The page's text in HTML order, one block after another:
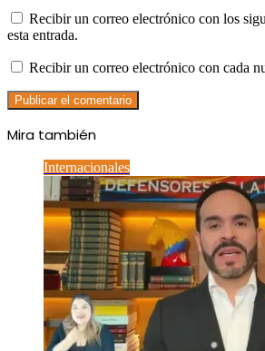
Recibir un correo electrónico con los
esta entrada.
Recibir un correo electrónico con cada
Mira también
Internacionales